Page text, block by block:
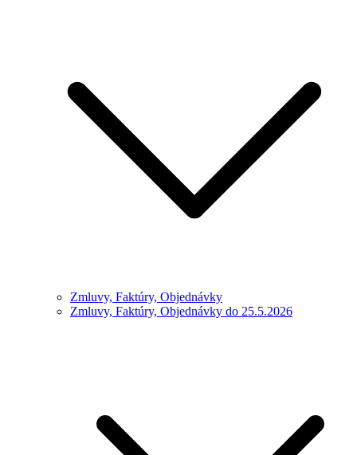
Zmluvy, Faktúry, Objednávky
Zmluvy, Faktúry, Objednávky do 25.5.2026